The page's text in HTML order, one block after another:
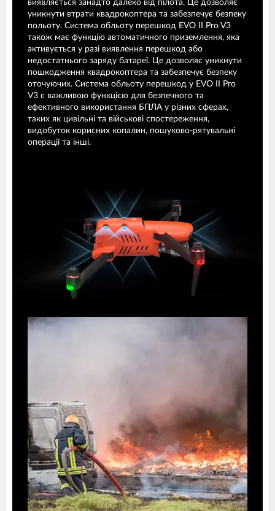
виявляється занадто далеко від пілота. Це дозволяє
уникнути втрати квадрокоптера та забезпечує безпеку
польоту. Система обльоту перешкод EVO II Pro V3
також має функцію автоматичного приземлення, яка
активується у разі виявлення перешкод або
недостатнього заряду батареї. Це дозволяє уникнути
пошкодження квадрокоптера та забезпечує безпеку
оточуючих. Система обльоту перешкод у EVO II Pro
V3 є важливою функцією для безпечного та
ефективного використання БПЛА у різних сферах,
таких як цивільні та військові спостереження,
видобуток корисних копалин, пошуково-рятувальні
операції та інші.